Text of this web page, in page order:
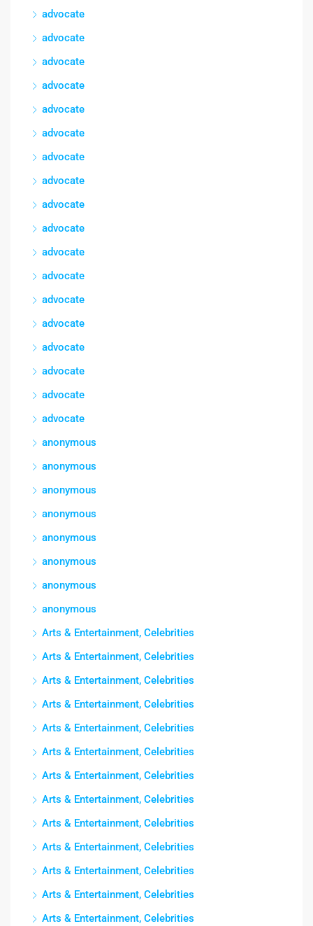
advocate
advocate
advocate
advocate
advocate
advocate
advocate
advocate
advocate
advocate
advocate
advocate
advocate
advocate
advocate
advocate
advocate
advocate
anonymous
anonymous
anonymous
anonymous
anonymous
anonymous
anonymous
anonymous
Arts & Entertainment, Celebrities
Arts & Entertainment, Celebrities
Arts & Entertainment, Celebrities
Arts & Entertainment, Celebrities
Arts & Entertainment, Celebrities
Arts & Entertainment, Celebrities
Arts & Entertainment, Celebrities
Arts & Entertainment, Celebrities
Arts & Entertainment, Celebrities
Arts & Entertainment, Celebrities
Arts & Entertainment, Celebrities
Arts & Entertainment, Celebrities
Arts & Entertainment, Celebrities